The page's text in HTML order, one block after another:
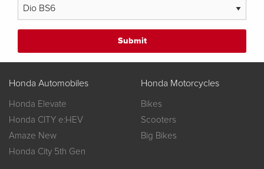
Honda Automobiles
Honda Elevate
Honda CITY e:HEV
Amaze New
Honda City 5th Gen
Honda Motorcycles
Bikes
Scooters
Big Bikes